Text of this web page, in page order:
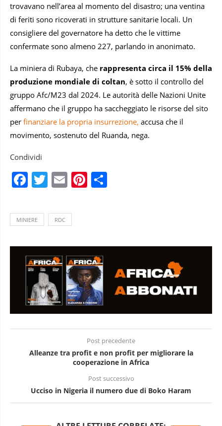
trovavano nell’area al momento del disastro; una ventina
di feriti sono ricoverati in strutture sanitarie locali. Un
consigliere del governatore ha detto che le vittime
confermate sono almeno 227, parlando in anonimato.
La miniera di Rubaya, che rappresenta circa il 15% della
produzione mondiale di coltan, è sotto il controllo del
gruppo Afc/M23 dal 2024. Le autorità delle Nazioni Unite
affermano che il gruppo ha saccheggiato le risorse del sito
per finanziare la propria insurrezione, accusa che il
movimento, sostenuto del Ruanda, nega.
Condividi
Facebook
Twitter
EmailPinterest
MINIERE RDC
Post precedente
Alleanze tra profit e non profit per migliorare la
cooperazione in Africa
Post successivo
Ucciso in Nigeria il numero due di Boko Haram